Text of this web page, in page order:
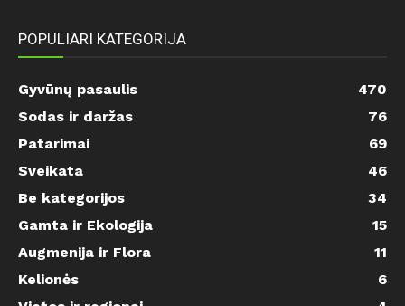
POPULIARI KATEGORIJA
Gyvūnų pasaulis
470
Sodas ir daržas
76
Patarimai
69
Sveikata
46
Be kategorijos
34
Gamta ir Ekologija
15
Augmenija ir Flora
11
Kelionės
6